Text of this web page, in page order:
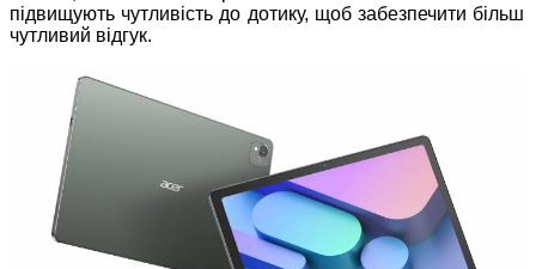
підвищують чутливість до дотику, щоб забезпечити більш
чутливий відгук.